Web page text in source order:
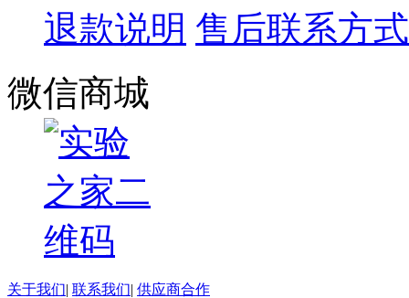
退款说明 售后联系方式
微信商城
关于我们| 联系我们| 供应商合作